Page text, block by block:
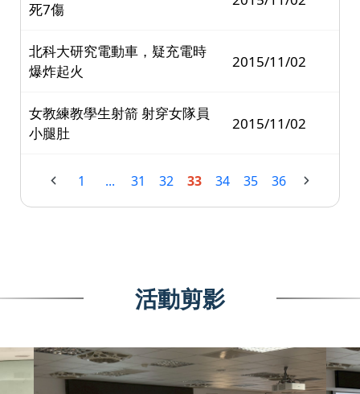
死7傷
北科大研究電動車，疑充電時
爆炸起火
2015/11/02
女教練教學生射箭 射穿女隊員
小腿肚
2015/11/02
1 ... 31 32 33 34 35 36
活動剪影